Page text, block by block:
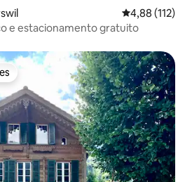
4,88 de uma
4,88 (112)
e estacionamento gratuito